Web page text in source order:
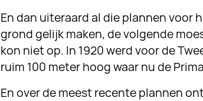
En dan uiteraard al die plannen voor
grond gelijk maken, de volgende
kon niet op. In 1920 werd voor de
ruim 100 meter hoog waar nu de
En over de meest recente plannen